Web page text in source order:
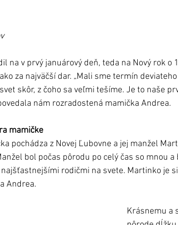
na v prvý januárový deň, teda na Nový rok o
za najväčší dar. „Mali sme termín
skôr, z čoho sa veľmi tešíme. Je to naše
nám rozradostená mamička Andrea.
mamičke
pochádza z Novej Ľubovne a jej manžel
bol počas pôrodu po celý čas so mnou
rodičmi na svete. Martinko je
Andrea.
Krásnemu a